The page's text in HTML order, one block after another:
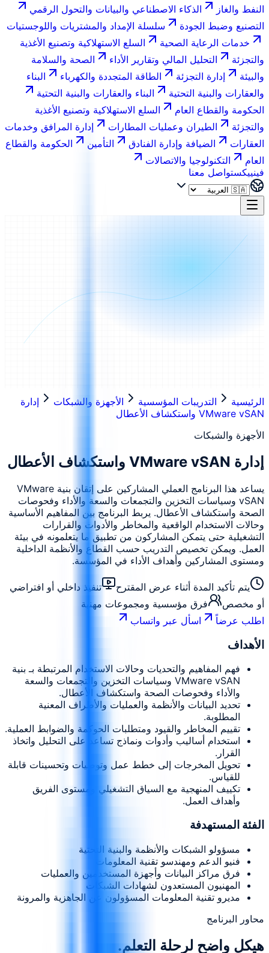
النفط والغاز
الذكاء الاصطناعي والبيانات والتحول الرقمي
التصنيع وضبط الجودة
سلسلة الإمداد والمشتريات واللوجستيات
خدمات الرعاية الصحية
السلع الاستهلاكية وتصنيع الأغذية
والتجزئة
التحليل المالي وتقارير الأداء
الصحة والسلامة
والبيئة
إدارة التجزئة الطاقة المتجددة والكهرباء
البناء
والعقارات والبنية التحتية
البناء والعقارات والبنية التحتية
الحكومة والقطاع العام
السلع الاستهلاكية وتصنيع الأغذية
والتجزئة
الطيران وعمليات المطارات
إدارة المرافق وخدمات
العقارات
الضيافة وإدارة الفنادق التأمين
الحكومة والقطاع
العام
التكنولوجيا والاتصالات
فينييكستواصل معنا
الرئيسية التدريبات المؤسسية الأجهزة والشبكات
إدارة
VMware vSAN واستكشاف الأعطال
الأجهزة والشبكات
إدارة VMware vSAN واستكشاف الأعطال
يساعد هذا البرنامج العملي المشاركين على إتقان بنية VMware
vSAN وسياسات التخزين والتجمعات والسعة والأداء وفحوصات
الصحة واستكشاف الأعطال. يربط البرنامج بين المفاهيم الأساسية
وحالات الاستخدام الواقعية والمخاطر والأدوات والقرارات
التشغيلية حتى يتمكن المشاركون من تطبيق ما يتعلمونه في بيئة
العمل. ويمكن تخصيص التدريب حسب القطاع والأنظمة الداخلية
ومستوى المشاركين وأهداف الأداء في المؤسسة.
يتم تأكيد المدة أثناء عرض المقترح
تنفيذ داخلي أو افتراضي
أو مخصص
فرق مؤسسية ومجموعات مهنية
اطلب عرضاً
اسأل عبر واتساب
الأهداف
فهم المفاهيم والتحديات وحالات الاستخدام المرتبطة بـ بنية
VMware vSAN وسياسات التخزين والتجمعات والسعة
والأداء وفحوصات الصحة واستكشاف الأعطال.
تحديد البيانات والأنظمة والعمليات والأطراف المعنية
المطلوبة.
تقييم المخاطر والقيود ومتطلبات الحوكمة والضوابط العملية.
استخدام أساليب وأدوات ونماذج تساعد على التحليل واتخاذ
القرار.
تحويل المخرجات إلى خطط عمل وتوصيات وتحسينات قابلة
للقياس.
تكييف المنهجية مع السياق التشغيلي ومستوى الفريق
وأهداف العمل.
الفئة المستهدفة
مسؤولو الشبكات والأنظمة والبنية التحتية
فنيو الدعم ومهندسو تقنية المعلومات
فرق مراكز البيانات وأجهزة المستخدمين والعمليات
المهنيون المستعدون لشهادات الشبكات
مديرو تقنية المعلومات المسؤولون عن الجاهزية والمرونة
محاور البرنامج
هيكل واضح لرحلة التعلم.